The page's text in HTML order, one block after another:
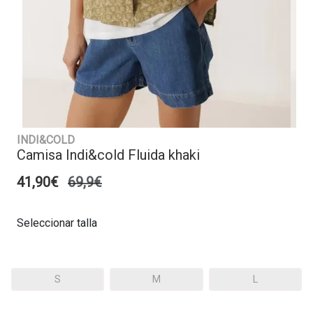
INDI&COLD
Camisa Indi&cold Fluida khaki
41,90€ 69,9€
Seleccionar talla
S M L